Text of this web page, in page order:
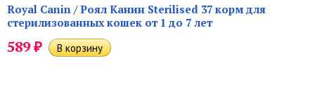
Royal Canin / Роял Канин Sterilised 37 корм для
стерилизованных кошек от 1 до 7 лет
589₽